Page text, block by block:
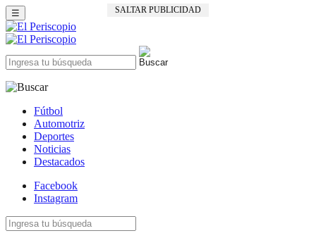
SALTAR PUBLICIDAD
☰
Fútbol
Automotriz
Deportes
Noticias
Destacados
Facebook
Instagram